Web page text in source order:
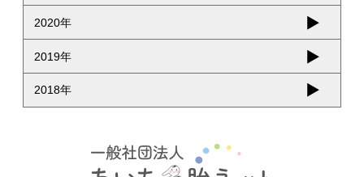
2020年
2019年
2018年